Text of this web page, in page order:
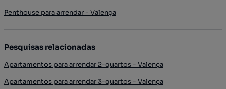
Penthouse para arrendar - Valença
Pesquisas relacionadas
Apartamentos para arrendar 2-quartos - Valença
Apartamentos para arrendar 3-quartos - Valença